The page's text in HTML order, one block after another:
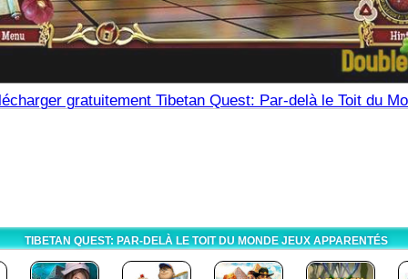
gratuitement Tibetan Quest: Par-delà le Toit du
TIBETAN QUEST: PAR-DELÀ LE TOIT DU MONDE JEUX APPARENTÉS